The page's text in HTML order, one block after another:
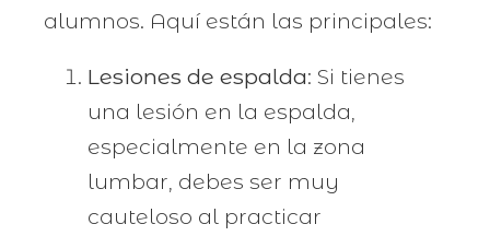
alumnos. Aquí están las principales:
Lesiones de espalda: Si tienes
una lesión en la espalda,
especialmente en la zona
lumbar, debes ser muy
cauteloso al practicar